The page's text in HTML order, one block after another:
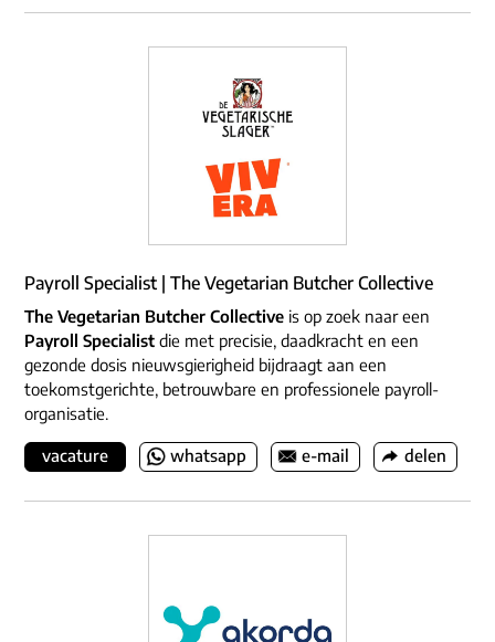
Payroll Specialist | The Vegetarian Butcher Collective
The Vegetarian Butcher Collective is op zoek naar een
Payroll Specialist die met precisie, daadkracht en een
gezonde dosis nieuwsgierigheid bijdraagt aan een
toekomstgerichte, betrouwbare en professionele payroll-
organisatie.
vacature whatsapp e-mail delen